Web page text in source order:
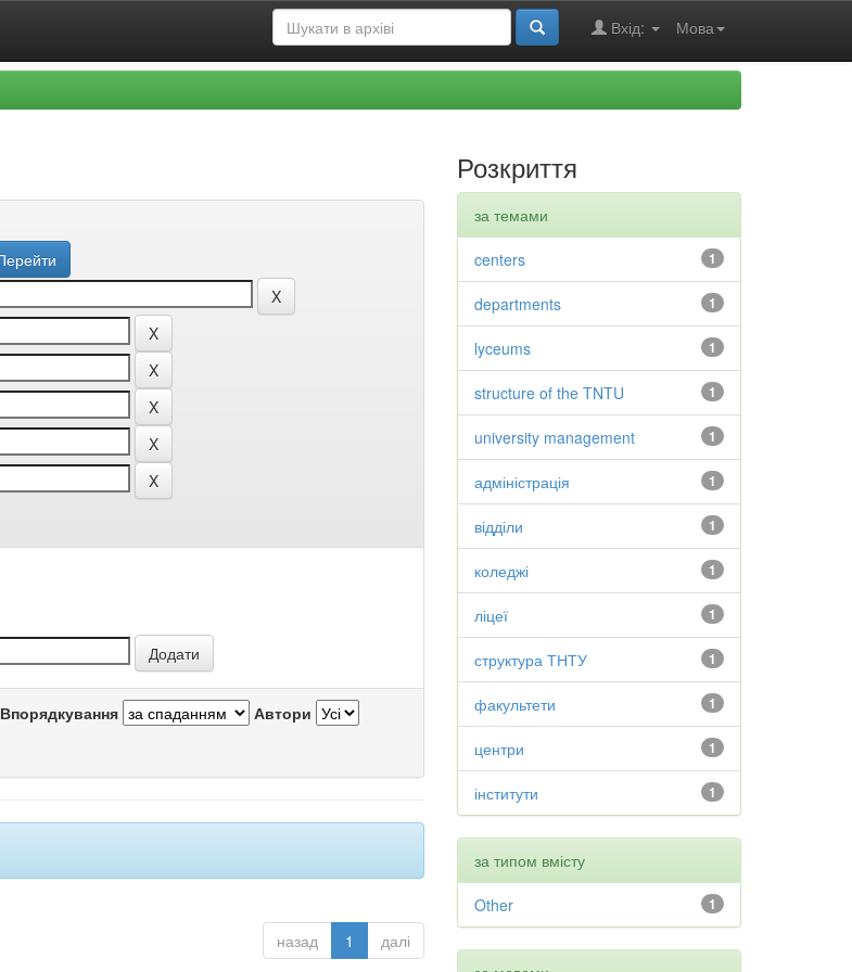
Мова
Вхід:
Впорядкування Автори
назад 1 далі
Розкриття
за темами
1
centers
1
departments
1
lyceums
1
structure of the TNTU
1
university management
1
адміністрація
1
відділи
1
коледжі
1
ліцеї
1
структура ТНТУ
1
факультети
1
центри
1
інститути
за типом вмісту
1
Other